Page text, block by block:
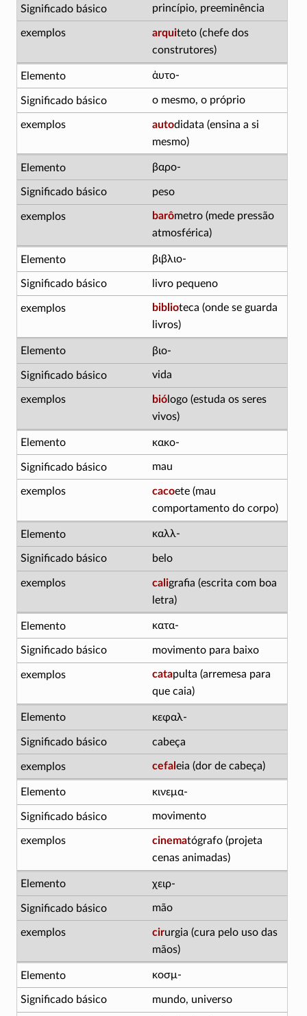
princípio, preeminência
arquiteto (chefe dos
construtores)
ἀυτο-
o mesmo, o próprio
autodidata (ensina a si
mesmo)
βαρο-
peso
barômetro (mede pressão
atmosférica)
βιβλιο-
livro pequeno
biblioteca (onde se guarda
livros)
βιο-
vida
bió logo (estuda os seres
vivos)
κακο-
mau
cacoete (mau
comportamento do corpo)
καλλ-
belo
caligrafia (escrita com boa
letra)
κατα-
movimento para baixo
catapulta (arremesa para
que caia)
κεφαλ-
cabeça
cefal eia (dor de cabeça)
κινεμα-
movimento
cinematógrafo (projeta
cenas animadas)
χειρ-
mão
cirurgia (cura pelo uso das
mãos)
κοσμ-
mundo, universo